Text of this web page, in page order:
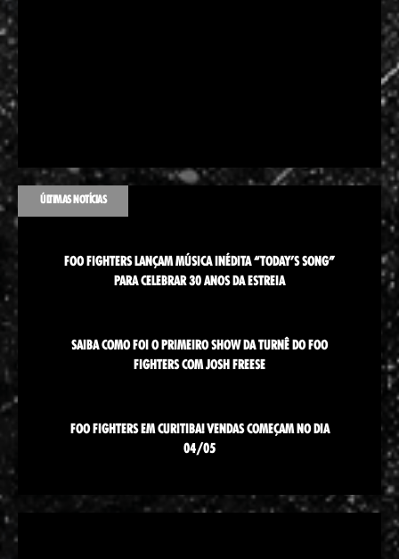
ÚLTIMAS NOTÍCIAS
FOO FIGHTERS LANÇAM MÚSICA INÉDITA “TODAY’S SONG”
PARA CELEBRAR 30 ANOS DA ESTREIA
SAIBA COMO FOI O PRIMEIRO SHOW DA TURNÊ DO FOO
FIGHTERS COM JOSH FREESE
FOO FIGHTERS EM CURITIBA! VENDAS COMEÇAM NO DIA
04/05